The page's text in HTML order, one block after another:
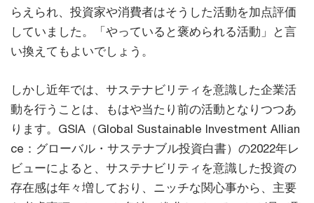
らえられ、投資家や消費者はそうした活動を加点評価
していました。「やっていると褒められる活動」と言
い換えてもよいでしょう。
しかし近年では、サステナビリティを意識した企業活
動を行うことは、もはや当たり前の活動となりつつあ
ります。GSIA（Global Sustainable Investment Allian
ce：グローバル・サステナブル投資白書）の2022年レ
ビューによると、サステナビリティを意識した投資の
存在感は年々増しており、ニッチな関心事から、主要